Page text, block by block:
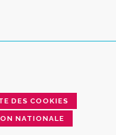
DES COOKIES
NATIONALE